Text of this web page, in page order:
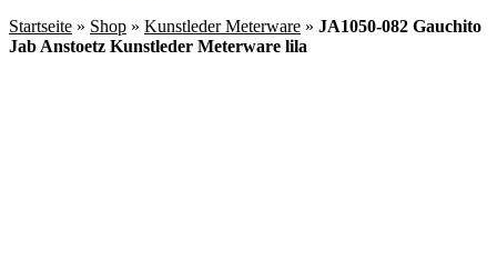
Startseite » Shop » Kunstleder Meterware » JA1050-082 Gauchito
Jab Anstoetz Kunstleder Meterware lila